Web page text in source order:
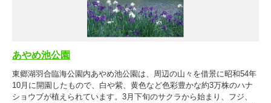
著作権表記
あやめ池公園
東郷湖羽合臨海公園内あやめ池公園は、周辺の山々を借景に昭和54年
10月に開園したもので、白や紫、黄色など色彩豊かな約3万株のハナ
ショウブが植えられています。3月下旬のサクラから始まり、フジ、